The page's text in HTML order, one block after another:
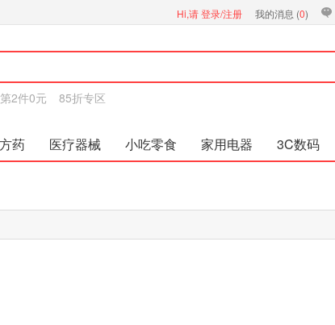
Hi,请登录/注册 我的消息 (0)
第2件0元 85折专区
药 医疗器械 小吃零食 家用电器 3C数码